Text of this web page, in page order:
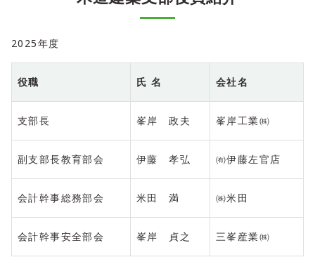
2025年度
役職 氏 名 会社名
支部長 峯岸 政夫 峯岸工業㈱
副支部長教育部会 伊藤 孝弘 ㈲伊藤左官店
会計幹事総務部会 米田 満 ㈱米田
会計幹事安全部会 峯岸 貞之 三峯産業㈱